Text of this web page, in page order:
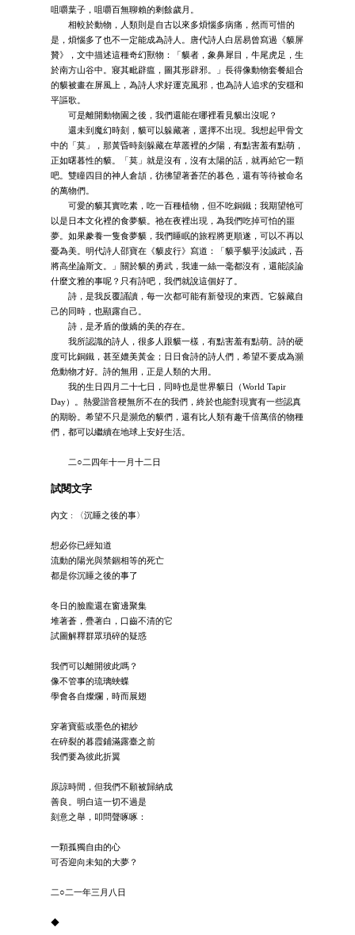
咀嚼葉子，咀嚼百無聊賴的剩餘歲月。
相較於動物，人類則是自古以來多煩惱多病痛，然而可惜的
是，煩惱多了也不一定能成為詩人。唐代詩人白居易曾寫過《貘屏
贊》，文中描述這種奇幻獸物：「貘者，象鼻犀目，牛尾虎足，生
於南方山谷中。寢其毗辟瘟，圖其形辟邪。」長得像動物套餐組合
的貘被畫在屏風上，為詩人求好運克風邪，也為詩人追求的安穩和
平謳歌。
可是離開動物園之後，我們還能在哪裡看見貘出沒呢？
還未到魔幻時刻，貘可以躲藏著，選擇不出現。我想起甲骨文
中的「莫」，那黃昏時刻躲藏在草叢裡的夕陽，有點害羞有點萌，
正如曙暮性的貘。「莫」就是沒有，沒有太陽的話，就再給它一顆
吧。雙瞳四目的神人倉頡，彷彿望著蒼茫的暮色，還有等待被命名
的萬物們。
可愛的貘其實吃素，吃一百種植物，但不吃銅鐵；我期望牠可
以是日本文化裡的食夢貘。祂在夜裡出現，為我們吃掉可怕的噩
夢。如果豢養一隻食夢貘，我們睡眠的旅程將更順遂，可以不再以
憂為美。明代詩人邵寶在《貘皮行》寫道：「貘乎貘乎汝誠武，吾
將高坐論斯文。」關於貘的勇武，我連一絲一毫都沒有，還能談論
什麼文雅的事呢？只有詩吧，我們就說這個好了。
詩，是我反覆誦讀，每一次都可能有新發現的東西。它躲藏自
己的同時，也顯露自己。
詩，是矛盾的傲嬌的美的存在。
我所認識的詩人，很多人跟貘一樣，有點害羞有點萌。詩的硬
度可比銅鐵，甚至媲美黃金；日日食詩的詩人們，希望不要成為瀕
危動物才好。詩的無用，正是人類的大用。
我的生日四月二十七日，同時也是世界貘日（World Tapir
Day）。熱愛諧音梗無所不在的我們，終於也能對現實有一些認真
的期盼。希望不只是瀕危的貘們，還有比人類有趣千倍萬倍的物種
們，都可以繼續在地球上安好生活。
二○二四年十一月十二日
試閱文字
內文 : 〈沉睡之後的事〉
想必你已經知道
流動的陽光與禁錮相等的死亡
都是你沉睡之後的事了
冬日的臉龐還在窗邊聚集
堆著蒼，疊著白，口齒不清的它
試圖解釋群眾瑣碎的疑惑
我們可以離開彼此嗎？
像不管事的琉璃蛺蝶
學會各自燦爛，時而展翅
穿著寶藍或墨色的裙紗
在碎裂的暮霞鋪滿露臺之前
我們要為彼此折翼
原諒時間，但我們不願被歸納成
善良。明白這一切不過是
刻意之舉，叩問聲啄啄：
一顆孤獨自由的心
可否迎向未知的大夢？
二○二一年三月八日
◆